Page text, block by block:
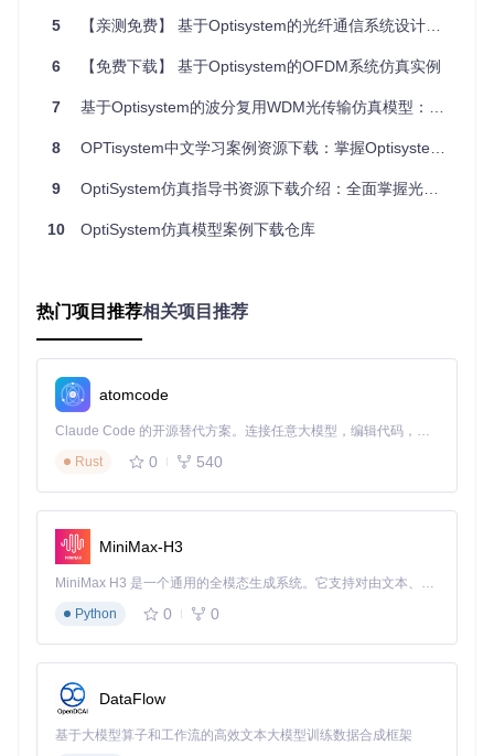
助他们在实际项目中做出关键决策。
项目特点
全面性：文档内容涵盖了从基础操作到高级仿真技巧的全
实用性 ：通过典型应用场景和案例分析，用户可以快速掌
互动性：建议用户在阅读文档的同时，在OptiSystem软件
持续更新：考虑到技术的快速发展，文档内容会随软件版
通过深入学习《OptiSystem仿真实例.pdf》，你不仅能够快速
上手OptiSystem软件，还能在光纤通信领域探索更多奥秘，提
升自己的专业技能。立即开始你的OptiSystem仿真之旅，解锁
光学通信设计的新高度吧！
OptiSystem仿真实例分享 下载源代码
项目地址：https://gitcode.com/Open-source-
documentation-tutorial/5e61e
5 【亲测免费】 基于Optisystem的光纤通信系统设计与仿真资源下载
6 【免费下载】 基于Optisystem的OFDM系统仿真实例
7 基于Optisystem的波分复用WDM光传输仿真模型：深入探索光通信领域的关键工具
8 OPTisystem中文学习案例资源下载：掌握Optisystem软件的绝佳助手
9 OptiSystem仿真指导书资源下载介绍：全面掌握光通讯系统仿真
10 OptiSystem仿真模型案例下载仓库
热门项目推荐相关项目推荐
atomcode
Claude Code 的开源替代方案。连接任意大模型，编辑代码，运行命令，自动验证 — 全自动执行。用 Rust 构建，极致性能。 ｜ An open-source alternative to Claude Code. Connect any LLM, edit code, run commands, and verify changes — autonomously. Built in Rust for speed. Get Started
Rust
0 540
MiniMax-H3
MiniMax H3 是一个通用的全模态生成系统。它支持对由文本、图像、视频和音频组成的多模态上下文进行统一理解，并能生成分辨率高达 2K、时长可达 15 秒的带原生立体声音频的视频。得益于面向任务泛化的系统设计，H3 在预训练阶段就已具备广泛的多模态上下文理解与生成能力，能够出色地执行复杂的多模态指令。
Python
0 0
DataFlow
基于大模型算子和工作流的高效文本大模型训练数据合成框架